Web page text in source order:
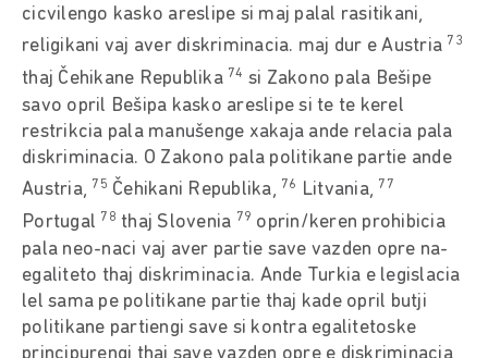
cicvilengo kasko areslipe si maj palal rasitikani,
religikani vaj aver diskriminacia. maj dur e Austria 73
thaj Čehikane Republika 74 si Zakono pala Bešipe
savo opril Bešipa kasko areslipe si te te kerel
restrikcia pala manušenge xakaja ande relacia pala
diskriminacia. O Zakono pala politikane partie ande
Austria, 75 Čehikani Republika, 76 Litvania, 77
Portugal 78 thaj Slovenia 79 oprin/keren prohibicia
pala neo-naci vaj aver partie save vazden opre na-
egaliteto thaj diskriminacia. Ande Turkia e legislacia
lel sama pe politikane partie thaj kade opril butji
politikane partiengi save si kontra egalitetoske